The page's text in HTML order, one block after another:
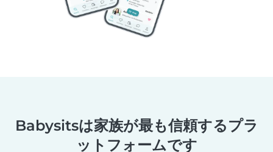
Babysitsは家族が最も信頼するプラ
ットフォームです